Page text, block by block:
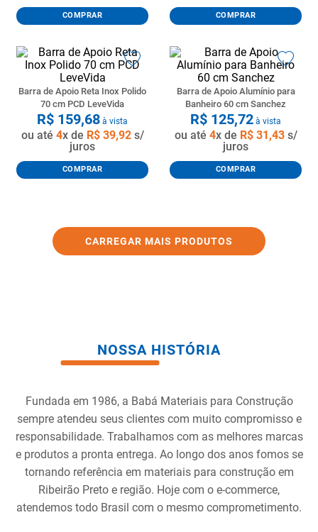
COMPRAR COMPRAR
Barra de Apoio Reta Inox Polido
70 cm PCD LeveVida
R$ 159,68 à vista
ou até 4x de R$ 39,92s/
juros
COMPRAR
Barra de Apoio Alumínio para
Banheiro 60 cm Sanchez
R$ 125,72 à vista
ou até 4x de R$ 31,43s/
juros
COMPRAR
NOSSA HISTÓRIA
Fundada em 1986, a Babá Materiais para Construção
sempre atendeu seus clientes com muito compromisso e
responsabilidade. Trabalhamos com as melhores marcas
e produtos a pronta entrega. Ao longo dos anos fomos se
tornando referência em materiais para construção em
Ribeirão Preto e região. Hoje com o e-commerce,
atendemos todo Brasil com o mesmo comprometimento.